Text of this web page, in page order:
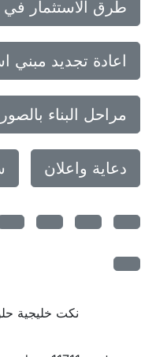
طرق الاستثمار في
اعادة تجديد مبني
مراحل البناء بالصور
دعاية واعلان
نكت خليجية حلوه